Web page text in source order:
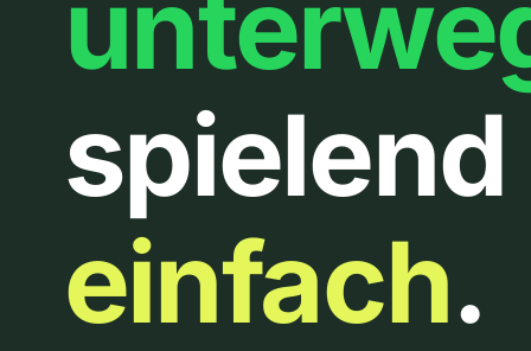
spielend
einfach.